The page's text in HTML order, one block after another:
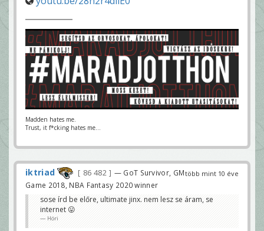
Madden hates me.
Trust, it f*cking hates me...
több mint 10 éve
iktriad 86 482
— GoT Survivor, GM
Game 2018, NBA Fantasy 2020 winner
sose írd be előre, ultimate jinx. nem lesz se áram, se
internet 😛
Höri